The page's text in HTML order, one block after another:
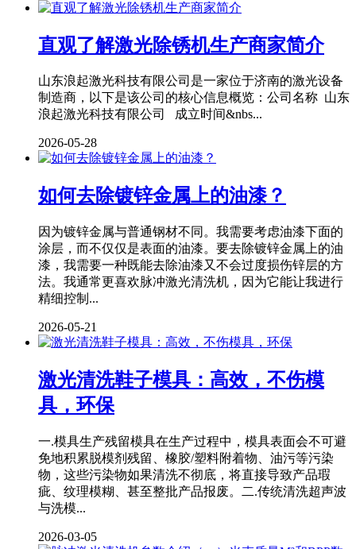
直观了解激光除锈机生产商家简介
山东浪起激光科技有限公司是一家位于济南的激光设备
制造商，以下是该公司的核心信息概览：公司名称 山东
浪起激光科技有限公司 成立时间&nbs...
2026-05-28
如何去除镀锌金属上的油漆？
因为镀锌金属与普通钢材不同。我需要考虑油漆下面的
涂层，而不仅仅是表面的油漆。要去除镀锌金属上的油
漆，我需要一种既能去除油漆又不会过度损伤锌层的方
法。我通常更喜欢脉冲激光清洗机，因为它能让我进行
精细控制...
2026-05-21
激光清洗鞋子模具：高效，不伤模
具，环保
一.模具生产残留模具在生产过程中，模具表面会不可避
免地积累脱模剂残留、橡胶/塑料附着物、油污等污染
物，这些污染物如果清洗不彻底，将直接导致产品瑕
疵、纹理模糊、甚至整批产品报废。二.传统清洗超声波
与洗模...
2026-03-05